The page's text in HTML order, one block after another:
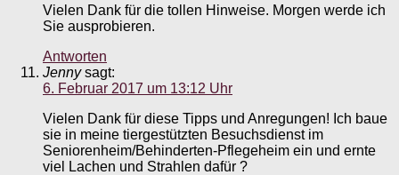
Vielen Dank für die tollen Hinweise. Morgen werde ich
Sie ausprobieren.
Antworten
Jenny sagt:
6. Februar 2017 um 13:12 Uhr
Vielen Dank für diese Tipps und Anregungen! Ich baue
sie in meine tiergestützten Besuchsdienst im
Seniorenheim/Behinderten-Pflegeheim ein und ernte
viel Lachen und Strahlen dafür ?